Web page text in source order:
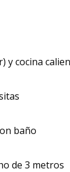
y cocina
baño
de 3 metros